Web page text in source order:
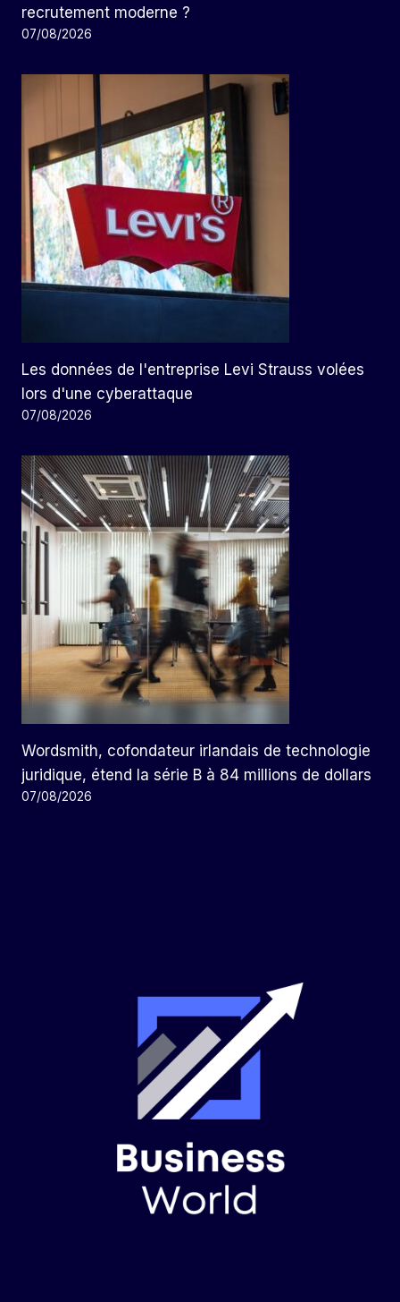
recrutement moderne ?
07/08/2026
Les données de l'entreprise Levi Strauss volées
lors d'une cyberattaque
07/08/2026
Wordsmith, cofondateur irlandais de technologie
juridique, étend la série B à 84 millions de dollars
07/08/2026